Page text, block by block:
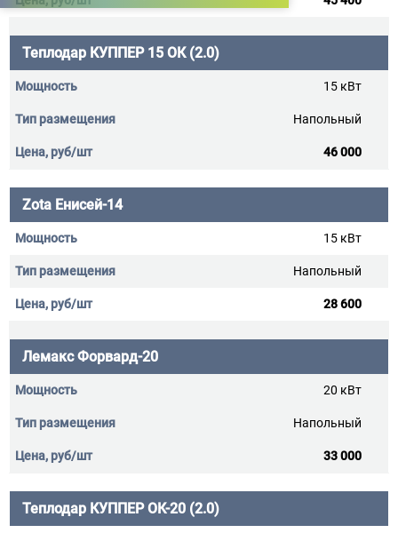
Теплодар КУППЕР 15 ОК (2.0)
15 кВт
Напольный
46 000
Zota Енисей-14
15 кВт
Напольный
28 600
Лемакс Форвард-20
20 кВт
Напольный
33 000
Теплодар КУППЕР ОК-20 (2.0)